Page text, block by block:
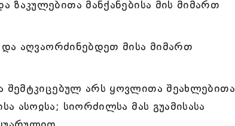
ზაკულებითა მანქანებისა მის მიმართ
აღვაორძინებდეთ მისა მიმართ
შემტკიცებულ არს ყოვლითა შეახლებითა
ასოჲსა; სიორძილსა მას გუამისასა